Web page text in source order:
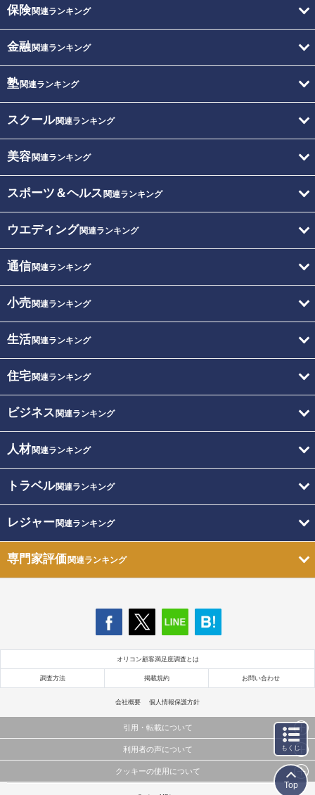
保険関連ランキング
金融関連ランキング
塾関連ランキング
スクール関連ランキング
美容関連ランキング
スポーツ＆ヘルス 関連ランキング
ウエディング関連ランキング
通信関連ランキング
小売関連ランキング
生活関連ランキング
住宅関連ランキング
ビジネス 関連ランキング
人材関連ランキング
トラベル関連ランキング
レジャー関連ランキング
専門家評価関連ランキング
オリコン顧客満足度調査とは
調査方法 掲載規約 お問い合わせ
会社概要 個人情報保護方針
引用・転載について
当サイトで公開されている情報（文字、写真、イラスト、画像データ等）及びこれらの配置・
これらの情報を権利者の許可なく無断転載・複製などの二次利用を行うことは固く禁じており
利用者の声について
当サイトに掲載している内容はすべてサービスの利用者が提出された見解・感想です。
クッキーの使用について
もくじ
Top